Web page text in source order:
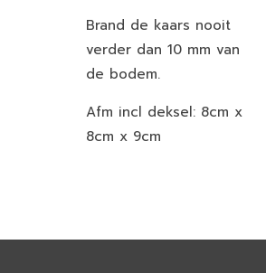
Brand de kaars nooit
verder dan 10 mm van
de bodem.
Afm incl deksel: 8cm x
8cm x 9cm